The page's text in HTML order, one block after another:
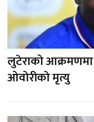
लुटेराको
ओवोरीको मृत्यु